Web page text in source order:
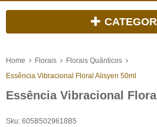
Home Florais
Florais Quânticos
Essência Vibracional Floral Alisyen 50ml
Essência Vibracional
Sku: 605B5029618B5